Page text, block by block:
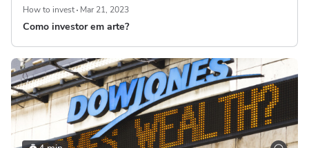
How to invest Mar 21, 2023
Como investor em arte?